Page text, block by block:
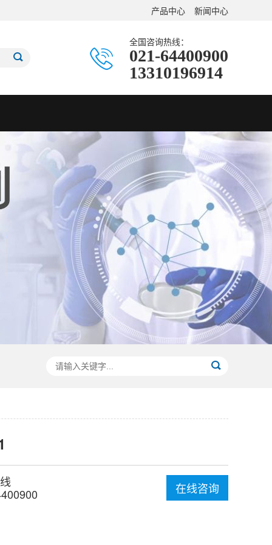
产品中心 新闻中心
全国咨询热线：
021-64400900
13310196914
在线咨询